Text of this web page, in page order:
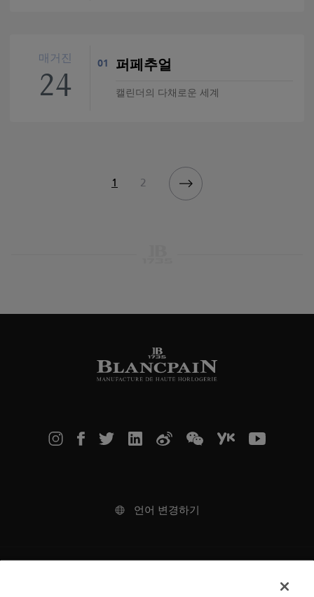
매거진
24
01 퍼페추얼
캘린더의 다채로운 세계
현
1
페
2
언어 변경하기